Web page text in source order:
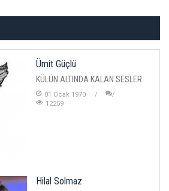
Ümit Güçlü
KÜLÜN ALTINDA KALAN SESLER
01 Ocak 1970
12259
Hilal Solmaz